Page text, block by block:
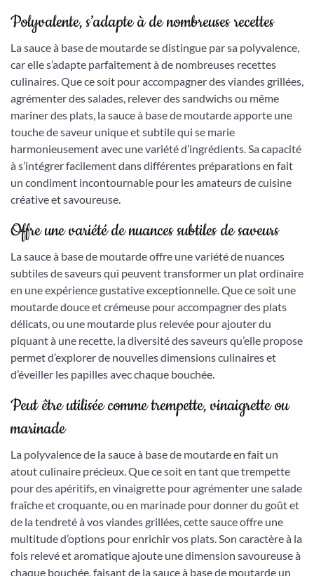
Polyvalente, s’adapte à de nombreuses recettes
La sauce à base de moutarde se distingue par sa polyvalence,
car elle s’adapte parfaitement à de nombreuses recettes
culinaires. Que ce soit pour accompagner des viandes grillées,
agrémenter des salades, relever des sandwichs ou même
mariner des plats, la sauce à base de moutarde apporte une
touche de saveur unique et subtile qui se marie
harmonieusement avec une variété d’ingrédients. Sa capacité
à s’intégrer facilement dans différentes préparations en fait
un condiment incontournable pour les amateurs de cuisine
créative et savoureuse.
Offre une variété de nuances subtiles de saveurs
La sauce à base de moutarde offre une variété de nuances
subtiles de saveurs qui peuvent transformer un plat ordinaire
en une expérience gustative exceptionnelle. Que ce soit une
moutarde douce et crémeuse pour accompagner des plats
délicats, ou une moutarde plus relevée pour ajouter du
piquant à une recette, la diversité des saveurs qu’elle propose
permet d’explorer de nouvelles dimensions culinaires et
d’éveiller les papilles avec chaque bouchée.
Peut être utilisée comme trempette, vinaigrette ou
marinade
La polyvalence de la sauce à base de moutarde en fait un
atout culinaire précieux. Que ce soit en tant que trempette
pour des apéritifs, en vinaigrette pour agrémenter une salade
fraîche et croquante, ou en marinade pour donner du goût et
de la tendreté à vos viandes grillées, cette sauce offre une
multitude d’options pour enrichir vos plats. Son caractère à la
fois relevé et aromatique ajoute une dimension savoureuse à
chaque bouchée, faisant de la sauce à base de moutarde un